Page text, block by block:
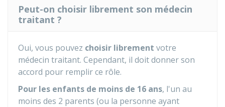
Peut-on choisir librement son médecin
traitant ?
Oui, vous pouvez choisir librement votre
médecin traitant. Cependant, il doit donner son
accord pour remplir ce rôle.
Pour les enfants de moins de 16 ans, l'un au
moins des 2 parents (ou la personne ayant